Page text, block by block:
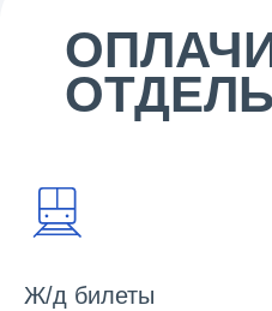
Ж/д билеты